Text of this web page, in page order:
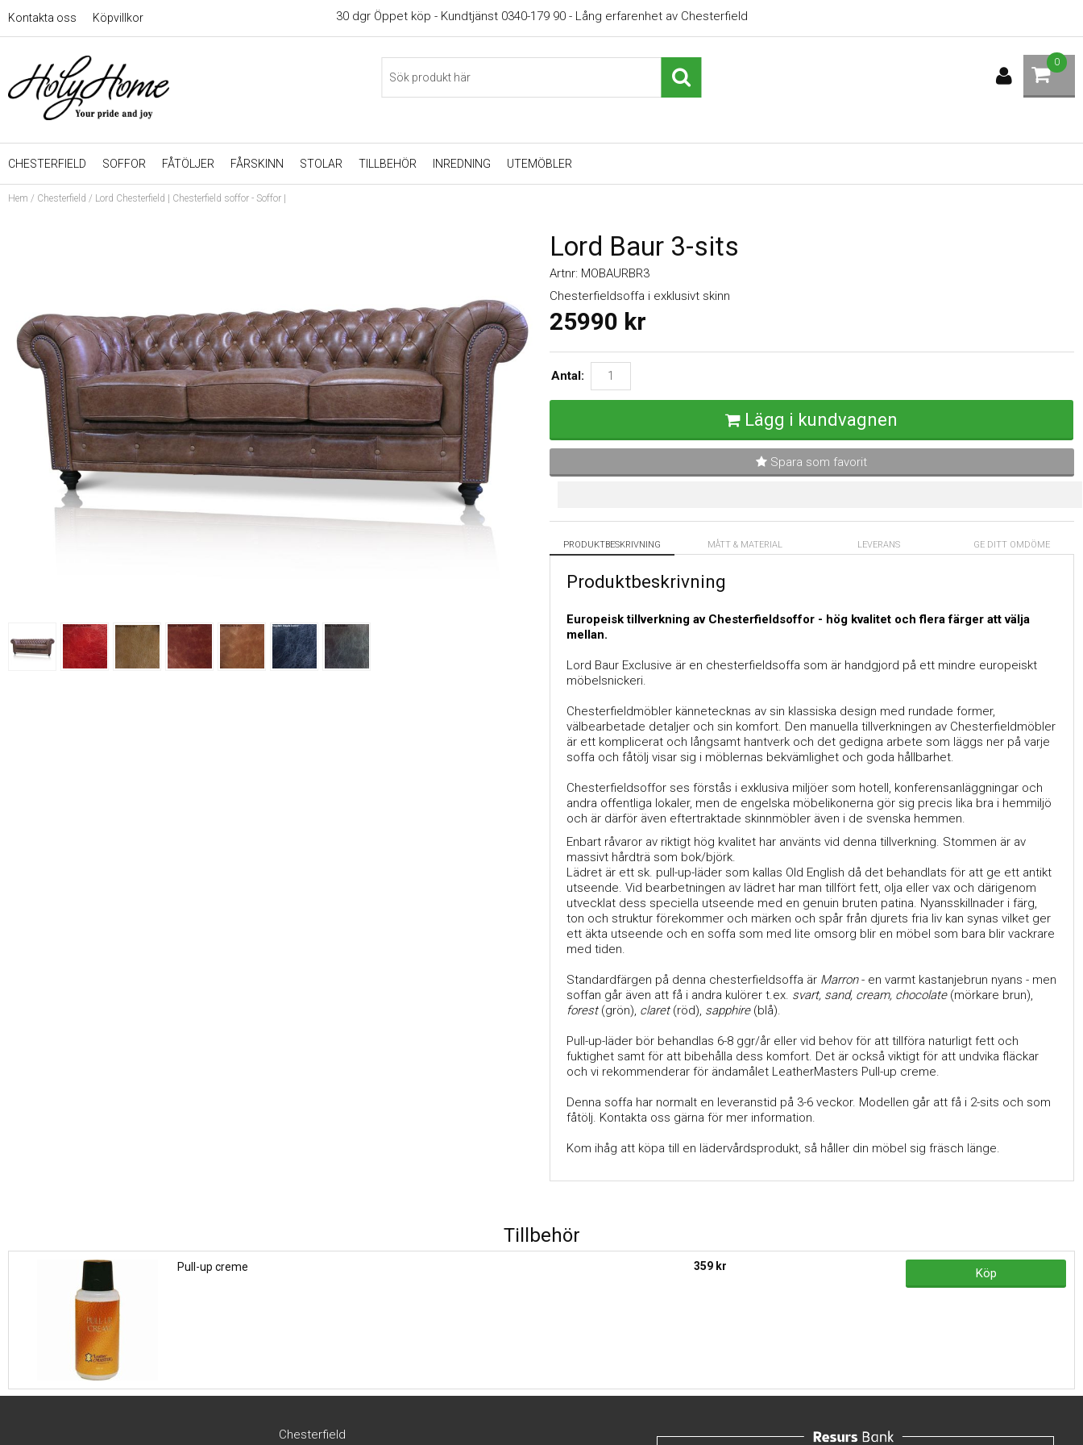
Kontakta oss Köpvillkor 30 dgr Öppet köp - Kundtjänst 0340-179 90 - Lång erfarenhet av Chesterfield
0
CHESTERFIELD SOFFOR FÅTÖLJER FÅRSKINN STOLAR TILLBEHÖR INREDNING UTEMÖBLER
Hem / Chesterfield / Lord Chesterfield | Chesterfield soffor - Soffor |
Lord Baur 3-sits
Artnr: MOBAURBR3
Chesterfieldsoffa i exklusivt skinn
25990 kr
Antal:
Lägg i kundvagnen
Spara som favorit
PRODUKTBESKRIVNING MÅTT & MATERIAL LEVERANS GE DITT OMDÖME
Produktbeskrivning
Europeisk tillverkning av Chesterfieldsoffor - hög kvalitet och flera färger att välja
mellan.
Lord Baur Exclusive är en chesterfieldsoffa som är handgjord på ett mindre europeiskt
möbelsnickeri.
Chesterfieldmöbler kännetecknas av sin klassiska design med rundade former,
välbearbetade detaljer och sin komfort. Den manuella tillverkningen av Chesterfieldmöbler
är ett komplicerat och långsamt hantverk och det gedigna arbete som läggs ner på varje
soffa och fåtölj visar sig i möblernas bekvämlighet och goda hållbarhet.
Chesterfieldsoffor ses förstås i exklusiva miljöer som hotell, konferensanläggningar och
andra offentliga lokaler, men de engelska möbelikonerna gör sig precis lika bra i hemmiljö
och är därför även eftertraktade skinnmöbler även i de svenska hemmen.
Enbart råvaror av riktigt hög kvalitet har använts vid denna tillverkning. Stommen är av
massivt hårdträ som bok/björk.
Lädret är ett sk. pull-up-läder som kallas Old English då det behandlats för att ge ett antikt
utseende. Vid bearbetningen av lädret har man tillfört fett, olja eller vax och därigenom
utvecklat dess speciella utseende med en genuin bruten patina. Nyansskillnader i färg,
ton och struktur förekommer och märken och spår från djurets fria liv kan synas vilket ger
ett äkta utseende och en soffa som med lite omsorg blir en möbel som bara blir vackrare
med tiden.
Standardfärgen på denna chesterfieldsoffa är Marron- en varmt kastanjebrun nyans - men
soffan går även att få i andra kulörer t.ex. svart, sand, cream, chocolate(mörkare brun),
forest(grön), claret(röd), sapphire(blå).
Pull-up-läder bör behandlas 6-8 ggr/år eller vid behov för att tillföra naturligt fett och
fuktighet samt för att bibehålla dess komfort. Det är också viktigt för att undvika fläckar
och vi rekommenderar för ändamålet LeatherMasters Pull-up creme.
Denna soffa har normalt en leveranstid på 3-6 veckor. Modellen går att få i 2-sits och som
fåtölj. Kontakta oss gärna för mer information.
Kom ihåg att köpa till en lädervårdsprodukt, så håller din möbel sig fräsch länge.
Tillbehör
Pull-up creme 359 kr Köp
Chesterfield